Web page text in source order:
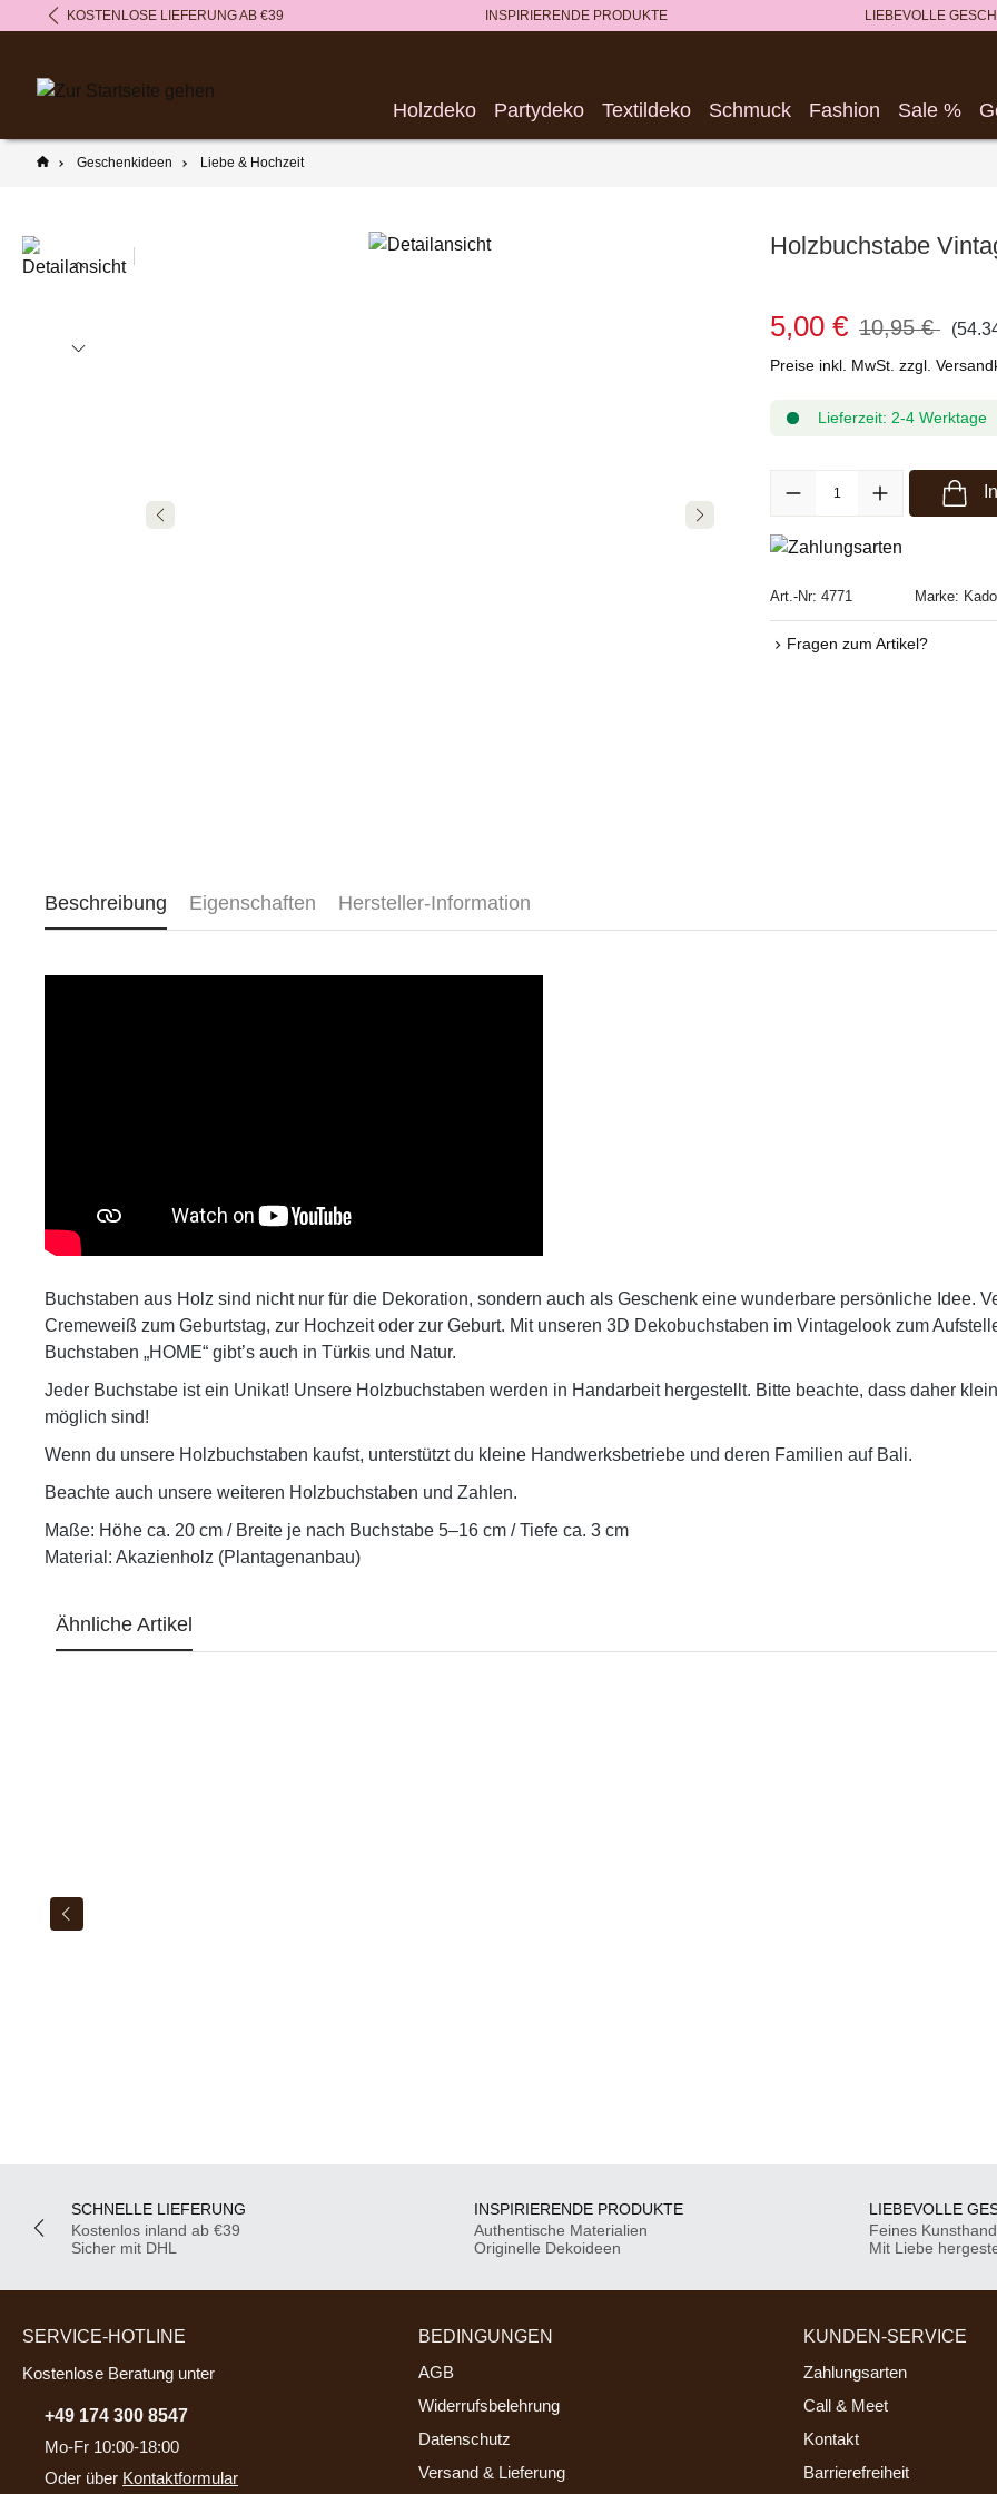
Zur Hauptnavigation springen
KOSTENLOSE LIEFERUNG AB €39 INSPIRIERENDE PRODUKTE LIEBEVOLLE
Holzdeko Partydeko Textildeko Schmuck Fashion Sale %
Geschenkideen Liebe & Hochzeit
Holzbuchstabe
5,00 € 10,95 €
Preise inkl. MwSt. zzgl.
Lieferzeit: 2-4 Werktage
Produkt Anzahl: Gib den
Art.-Nr: 4771 Marke:
Fragen zum Artikel?
Beschreibung Eigenschaften Hersteller-Information
Buchstaben aus Holz sind nicht nur für die Dekoration, sondern auch als Geschenk eine wunderbare persönliche Idee.
Cremeweiß zum Geburtstag, zur Hochzeit oder zur Geburt. Mit unseren 3D Dekobuchstaben im Vintagelook zum
Buchstaben „HOME“ gibt’s auch in Türkis und Natur.
Jeder Buchstabe ist ein Unikat! Unsere Holzbuchstaben werden in Handarbeit hergestellt. Bitte beachte, dass daher
möglich sind!
Wenn du unsere Holzbuchstaben kaufst, unterstützt du kleine Handwerksbetriebe und deren Familien auf Bali.
Beachte auch unsere weiteren Holzbuchstaben und Zahlen.
Maße: Höhe ca. 20 cm / Breite je nach Buchstabe 5–16 cm / Tiefe ca. 3 cm
Material: Akazienholz (Plantagenanbau)
Ähnliche Artikel
SCHNELLE LIEFERUNG
Kostenlos inland ab €39
Sicher mit DHL
INSPIRIERENDE PRODUKTE
Authentische Materialien
Originelle Dekoideen
LIEBEVOLLE
Feines
Mit Liebe
SERVICE-HOTLINE
Kostenlose Beratung unter
+49 174 300 8547
Mo-Fr 10:00-18:00
Oder über Kontaktformular
BEDINGUNGEN
AGB
Widerrufsbelehrung
Datenschutz
Versand & Lieferung
KUNDEN-SERVICE
Zahlungsarten
Call & Meet
Kontakt
Barrierefreiheit